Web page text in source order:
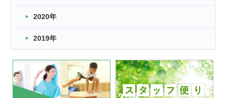
2022.11.03
緑ケ丘体育館
いたっぼーる大会☆彡
緑ケ丘体育館
2022.07.03
2020年
2019年